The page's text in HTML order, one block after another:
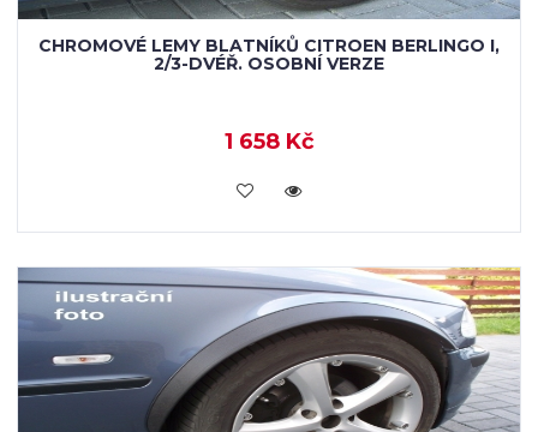
CHROMOVÉ LEMY BLATNÍKŮ CITROEN BERLINGO I,
2/3-DVÉŘ. OSOBNÍ VERZE
1 658 Kč
KOUPIT